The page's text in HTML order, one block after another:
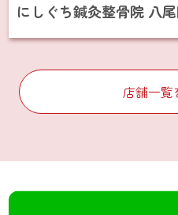
にしぐち鍼灸整骨院 八
店舗一覧